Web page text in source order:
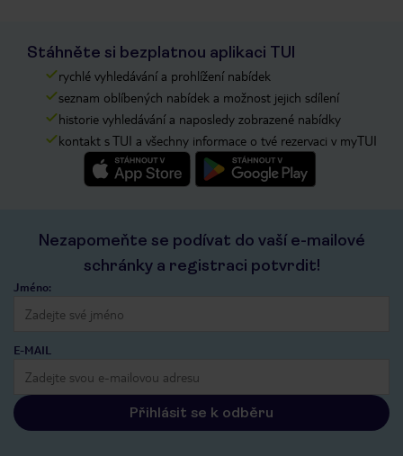
Stáhněte si bezplatnou aplikaci TUI
rychlé vyhledávání a prohlížení nabídek
seznam oblíbených nabídek a možnost jejich sdílení
historie vyhledávání a naposledy zobrazené nabídky
kontakt s TUI a všechny informace o tvé rezervaci v myTUI
Nezapomeňte se podívat do vaší e-mailové
schránky a registraci potvrdit!
Jméno:
E-MAIL
Přihlásit se k odběru